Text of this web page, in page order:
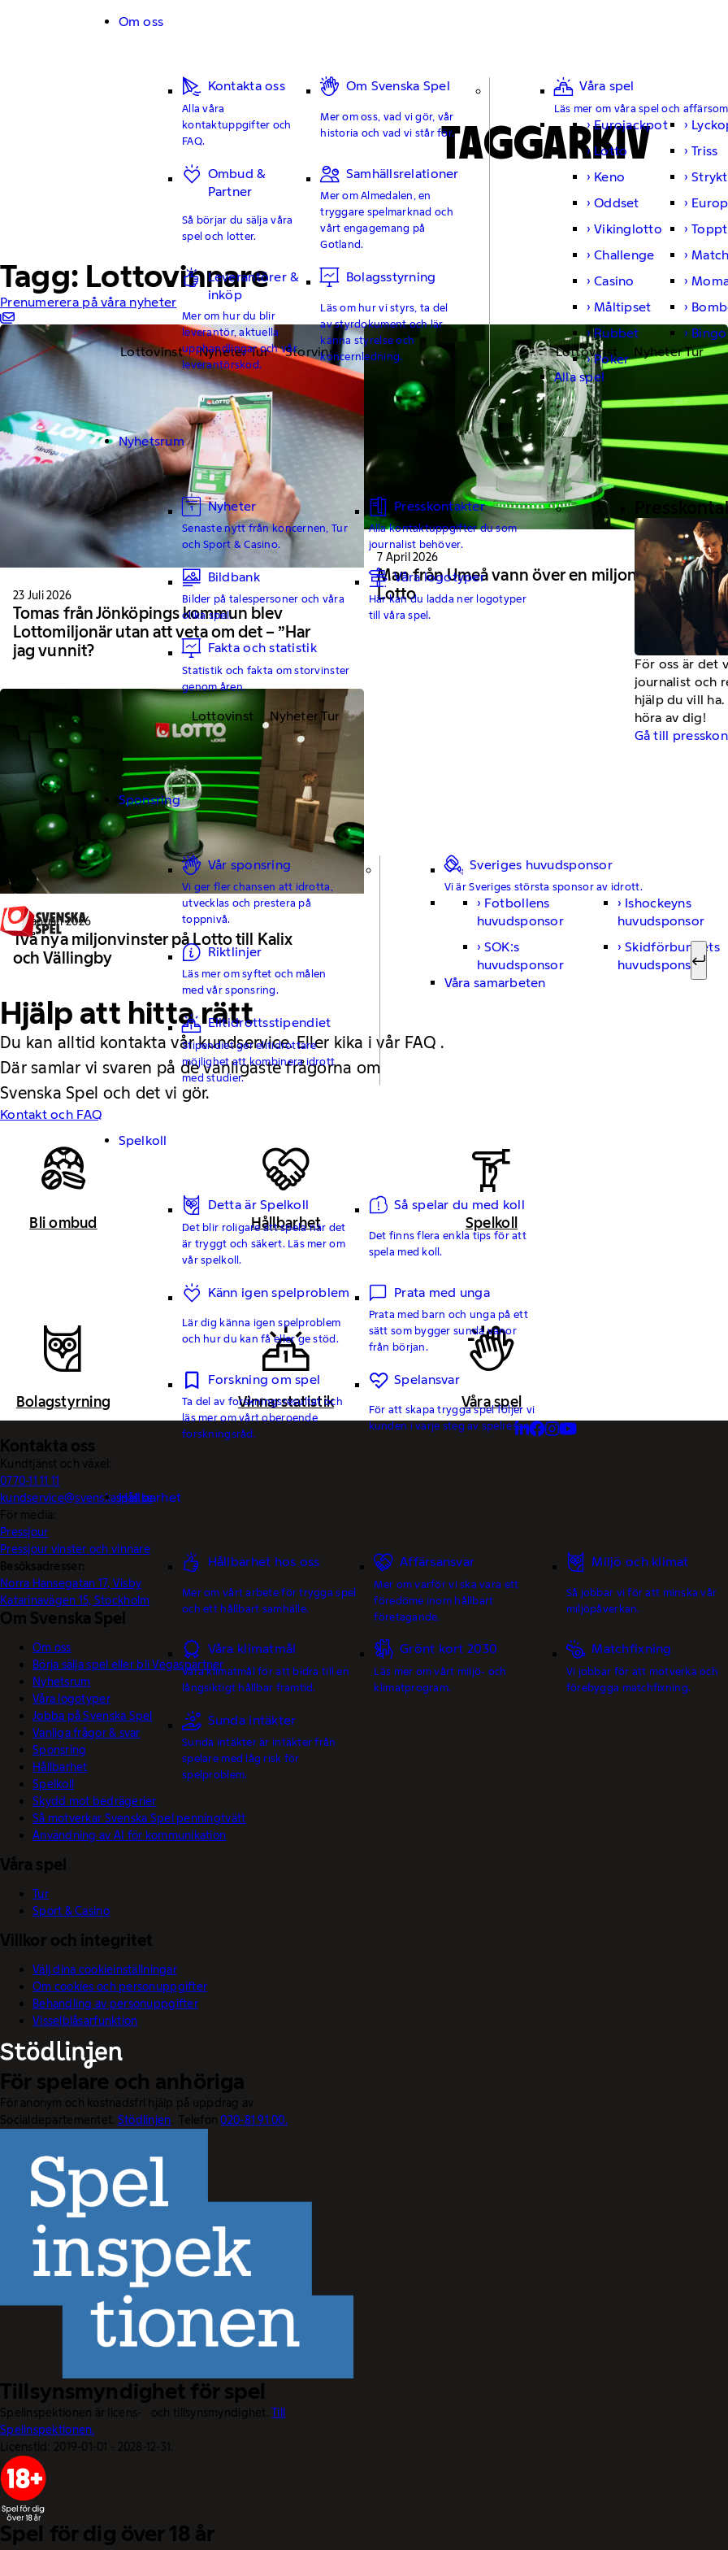
Om oss
Kontakta oss
Alla våra
kontaktuppgifter och
FAQ.
Om Svenska Spel
Mer om oss, vad vi gör, vår
historia och vad vi står för.
Ombud &
Partner
Så börjar du sälja våra
spel och lotter.
Samhällsrelationer
Mer om Almedalen, en
tryggare spelmarknad och
vårt engagemang på
Gotland.
Leverantörer &
inköp
Mer om hur du blir
leverantör, aktuella
upphandlingar och vår
leverantörskod.
Bolagsstyrning
Läs om hur vi styrs, ta del
av styrdokument och lär
känna styrelse och
koncernledning.
Våra spel
Läs mer om våra spel och
Eurojackpot
Lotto
Triss
Keno
Oddset
Vikinglotto
Challenge
Casino
Måltipset
Rubbet
Bingo
Poker
Alla spel
Nyhetsrum
Nyheter
Senaste nytt från koncernen, Tur
och Sport & Casino.
Presskontakter
Alla kontaktuppgifter du som
journalist behöver.
Bildbank
Bilder på talespersoner och våra
olika spel.
Våra logotyper
Här kan du ladda ner logotyper
till våra spel.
Fakta och statistik
Statistik och fakta om storvinster
genom åren.
För oss är det
journalist och
hjälp du vill
höra av dig!
Gå till
Sponsring
Vår sponsring
Vi ger fler chansen att idrotta,
utvecklas och prestera på
toppnivå.
Riktlinjer
Läs mer om syftet och målen
med vår sponsring.
Elitidrottsstipendiet
Stipendiet ger elitidrottare
möjlighet att kombinera idrott
med studier.
Sveriges huvudsponsor
Vi är Sveriges största sponsor av idrott.
Fotbollens
huvudsponsor
Ishockeyns
huvudsponsor
SOK:s
huvudsponsor
Skidförbundets
huvudsponsor
Våra samarbeten
Spelkoll
Detta är Spelkoll
Det blir roligare att spela när det
är tryggt och säkert. Läs mer om
vår spelkoll.
Så spelar du med koll
Det finns flera enkla tips för att
spela med koll.
Känn igen spelproblem
Lär dig känna igen spelproblem
och hur du kan få eller ge stöd.
Prata med unga
Prata med barn och unga på ett
sätt som bygger sunda vanor
från början.
Forskning om spel
Ta del av forskningsresultat och
läs mer om vårt oberoende
forskningsråd.
Spelansvar
För att skapa trygga spel följer vi
kunden i varje steg av spelresan.
Hållbarhet
Hållbarhet hos oss
Mer om vårt arbete för trygga spel
och ett hållbart samhälle.
Affärsansvar
Mer om varför vi ska vara ett
föredöme inom hållbart
företagande.
Miljö och klimat
Så jobbar vi för att minska vår
miljöpåverkan.
Våra klimatmål
Våra klimatmål för att bidra till en
långsiktigt hållbar framtid.
Grönt kort 2030
Läs mer om vårt miljö- och
klimatprogram.
Matchfixning
Vi jobbar för att motverka och
förebygga matchfixning.
Sunda intäkter
Sunda intäkter är intäkter från
spelare med låg risk för
spelproblem.
Sök
TAGGARKIV
Tagg: Lottovinnare
Prenumerera på våra nyheter
Lottovinst Nyheter Tur Storvinst
23 Juli 2026
Tomas från Jönköpings kommun blev
Lottomiljonär utan att veta om det – ”Har
jag vunnit?
Lottovinst Nyheter Tur
7 April 2026
Man från Umeå vann över en miljon på
Lotto
Lottovinst Nyheter Tur
10 Januari 2026
Två nya miljonvinster på Lotto till Kalix
och Vällingby
Hjälp att hitta rätt
Du kan alltid kontakta vår kundservice. Eller kika i vår FAQ .
Där samlar vi svaren på de vanligaste frågorna om
Svenska Spel och det vi gör.
Kontakt och FAQ
Bli ombud Hållbarhet Spelkoll
Bolagstyrning Vinnarstatistik Våra spel
Kontakta oss
Kundtjänst och växel:
0770-11 11 11
kundservice@svenskaspel.se
För media:
Pressjour
Pressjour vinster och vinnare
Besöksadresser:
Norra Hansegatan 17, Visby
Katarinavägen 15, Stockholm
Om Svenska Spel
Om oss
Börja sälja spel eller bli Vegaspartner
Nyhetsrum
Våra logotyper
Jobba på Svenska Spel
Vanliga frågor & svar
Sponsring
Hållbarhet
Spelkoll
Skydd mot bedrägerier
Så motverkar Svenska Spel penningtvätt
Användning av AI för kommunikation
Våra spel
Tur
Sport & Casino
Villkor och integritet
Välj dina cookieinställningar
Om cookies och personuppgifter
Behandling av personuppgifter
Visselblåsarfunktion
För spelare och anhöriga
För anonym och kostnadsfri hjälp på uppdrag av
Socialdepartementet. Stödlinjen. Telefon020-81 91 00.
Tillsynsmyndighet för spel
Spelinspektionen är licens- och tillsynsmyndighet.Till
Spelinspektionen.
Licenstid: 2019-01-01 - 2028-12-31.
Spel för dig över 18 år